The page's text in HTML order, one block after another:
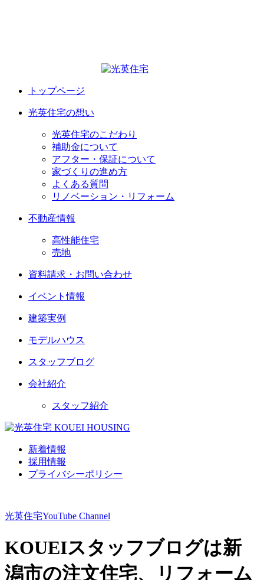
トップページ
光英住宅の想い
光英住宅のこだわり
補助金について
アフター・保証について
家づくりの進め方
よくある質問
リノベーション・リフォーム
不動産情報
高性能住宅
売地
資料請求・お問い合わせ
イベント情報
建築実例
モデルハウス
スタッフブログ
会社紹介
スタッフ紹介
新着情報
採用情報
プライバシーポリシー
光英住宅YouTube Channel
KOUEIスタッフブログは新
潟市の注文住宅、リフォーム